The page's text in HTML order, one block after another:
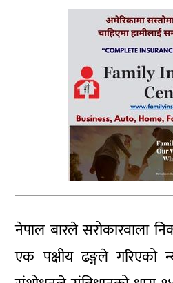
नेपाल बारले सरोकारवाला
एक पक्षीय ढङ्गले गरिएको